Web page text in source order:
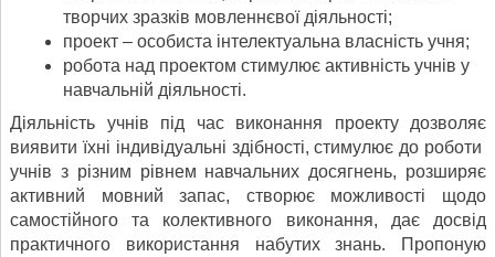
творчих зразків мовленнєвої діяльності;
проект – особиста інтелектуальна власність учня;
робота над проектом стимулює актив­ність учнів у
навчальній діяльності.
Діяльність учнів під час виконання проекту дозволяє
виявити їхні індивідуальні здібності, стимулює до роботи
учнів з різним рівнем навчальних досягнень, розширяє
активний мовний запас, створює можливості щодо
самостійного та колективного виконання, дає досвід
практичного використання набутих знань. Пропоную